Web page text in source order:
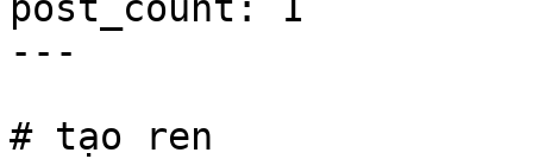
---
# tạo ren